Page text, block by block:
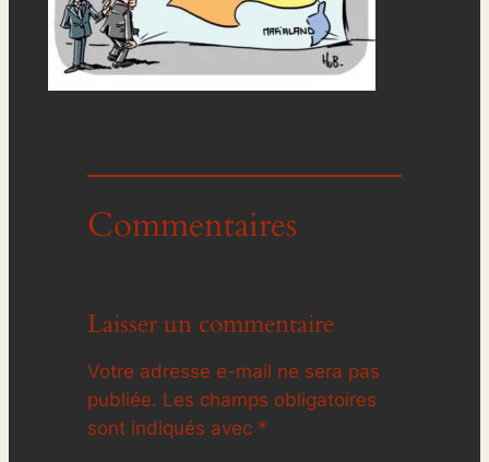
Commentaires
Laisser un commentaire
Votre adresse e-mail ne sera pas
publiée. Les champs obligatoires
sont indiqués avec *